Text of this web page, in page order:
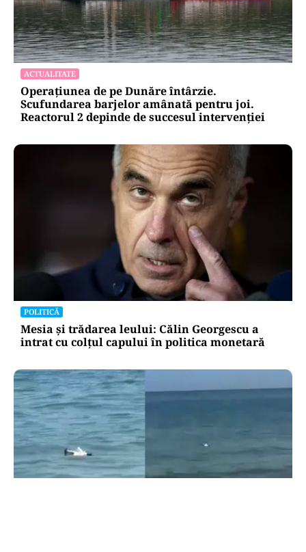
ACTUALITATE
Operațiunea de pe Dunăre întârzie.
Scufundarea barjelor amânată pentru joi.
Reactorul 2 depinde de succesul intervenției
POLITICĂ
Mesia și trădarea leului: Călin Georgescu a
intrat cu colțul capului în politica monetară